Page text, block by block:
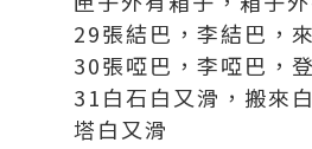
29張結巴，李結巴，
30張啞巴，李啞巴，
31白石白又滑，搬來
塔白又滑